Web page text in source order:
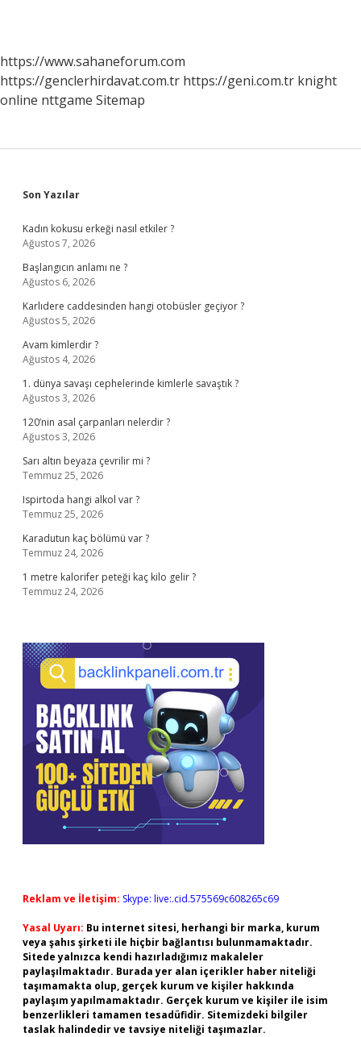
https://www.sahaneforum.com
https://genclerhirdavat.com.tr https://geni.com.tr knight
online nttgame Sitemap
Sidebar
Son Yazılar
Kadın kokusu erkeği nasıl etkiler ?
Ağustos 7, 2026
Başlangıcın anlamı ne ?
Ağustos 6, 2026
Karlıdere caddesinden hangi otobüsler geçiyor ?
Ağustos 5, 2026
Avam kimlerdir ?
Ağustos 4, 2026
1. dünya savaşı cephelerinde kimlerle savaştık ?
Ağustos 3, 2026
120’nin asal çarpanları nelerdir ?
Ağustos 3, 2026
Sarı altın beyaza çevrilir mi ?
Temmuz 25, 2026
Ispirtoda hangi alkol var ?
Temmuz 25, 2026
Karadutun kaç bölümü var ?
Temmuz 24, 2026
1 metre kalorifer peteği kaç kilo gelir ?
Temmuz 24, 2026
Reklam ve İletişim: Skype: live:.cid.575569c608265c69
Yasal Uyarı: Bu internet sitesi, herhangi bir marka, kurum
veya şahıs şirketi ile hiçbir bağlantısı bulunmamaktadır.
Sitede yalnızca kendi hazırladığımız makaleler
paylaşılmaktadır. Burada yer alan içerikler haber niteliği
taşımamakta olup, gerçek kurum ve kişiler hakkında
paylaşım yapılmamaktadır. Gerçek kurum ve kişiler ile isim
benzerlikleri tamamen tesadüfidir. Sitemizdeki bilgiler
taslak halindedir ve tavsiye niteliği taşımazlar.